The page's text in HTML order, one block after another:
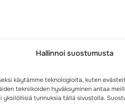
Hallinnoi suostumusta
käytämme teknologioita, kuten
tekniikoiden hyväksyminen antaa
tunnuksia tällä sivustolla.